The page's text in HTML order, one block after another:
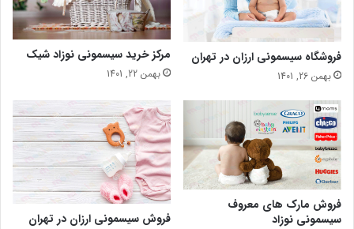
فروشگاه سیسمونی ارزان در تهران
بهمن 26, 1401
مرکز خرید سیسمونی نوزاد شیک
بهمن 22, 1401
فروش مارک های معروف
سیسمونی نوزاد
فروش سیسمونی ارزان در تهران